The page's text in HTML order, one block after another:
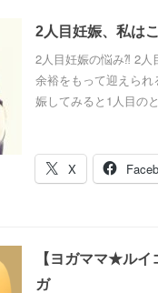
2人目妊娠、私は
2人目妊娠の悩み⁈ 2人
余裕をもって迎えら
娠してみると1人目の
X
【ヨガママ★ルイ
ガ